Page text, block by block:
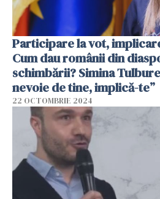
Participare la vot,
Cum dau românii din
schimbării? Simina
nevoie de tine, implică-te”
22 OCTOMBRIE 2024